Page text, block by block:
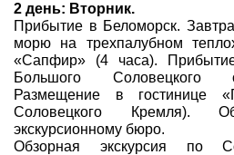
2 день: Вторник.
Прибытие в Беломорск.
морю на трехпалубном
«Сапфир» (4 часа).
Большого Соловецкого
Размещение в гостинице
Соловецкого Кремля).
экскурсионному бюро.
Обзорная экскурсия по